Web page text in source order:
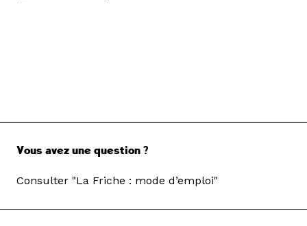
Vous avez une question ?
Consulter "La Friche : mode d’emploi"